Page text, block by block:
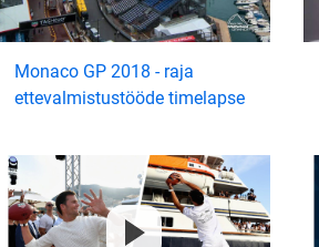
Monaco GP 2018 - raja
ettevalmistustööde timelapse